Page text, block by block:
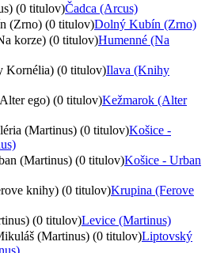
(0 titulov)Čadca (Arcus)
(Zrno) (0 titulov)Dolný Kubín (Zrno)
korze) (0 titulov)Humenné (Na
Kornélia) (0 titulov)Ilava (Knihy
ego) (0 titulov)Kežmarok (Alter
(Martinus) (0 titulov)Košice -
(Martinus) (0 titulov)Košice - Urban
knihy) (0 titulov)Krupina (Ferove
(0 titulov)Levice (Martinus)
(Martinus) (0 titulov)Liptovský